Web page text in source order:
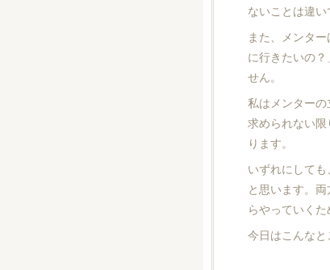
ないことは違い
また、メンタ
に行きたいの
せん。
私はメンター
求められない
ります。
いずれにして
と思います。
らやっていく
今日はこんなと